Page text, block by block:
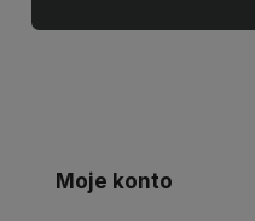
Moje konto